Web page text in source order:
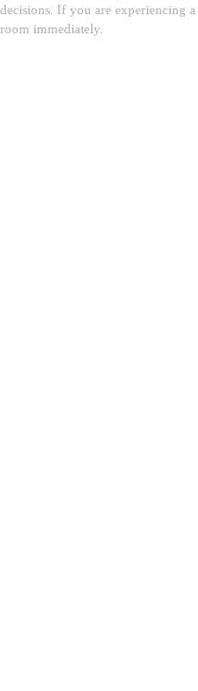
decisions. If you are experiencing
room immediately.